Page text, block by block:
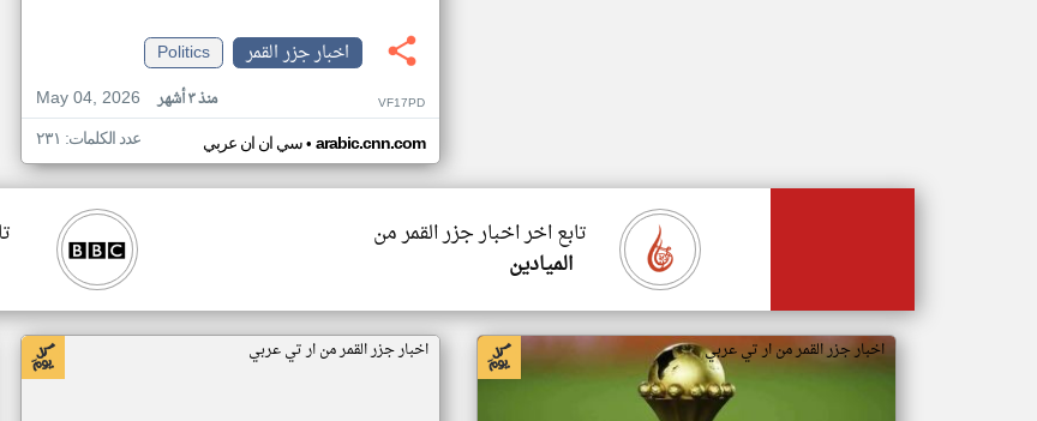
اخبار جزر القمر
Politics
May 04, 2026
منذ ٣ أشهر VF17PD
سي ان ان عربي• arabic.cnn.com عدد الكلمات: ٢٣١
تابع اخر اخبار جزر القمر من
الميادين
اخبار جزر القمر من ار تي عربي اخبار جزر القمر من ار تي عربي